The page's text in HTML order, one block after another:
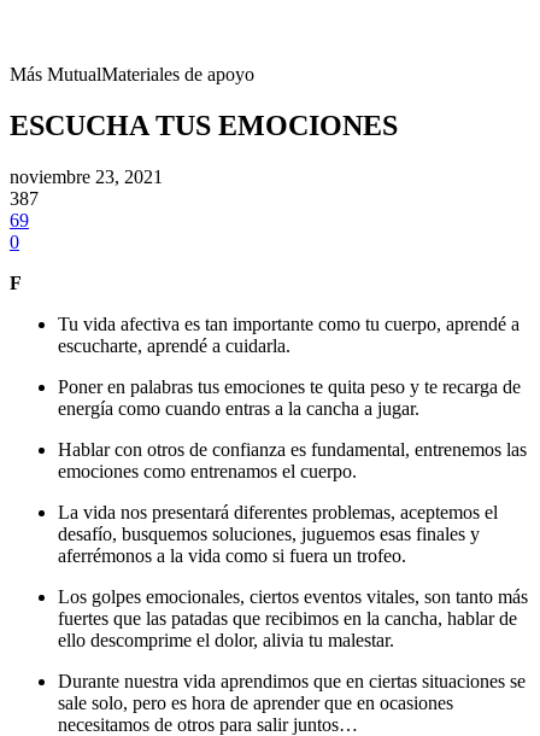
Más MutualMateriales de apoyo
ESCUCHA TUS EMOCIONES
noviembre 23, 2021
387
69
0
F
Tu vida afectiva es tan importante como tu cuerpo, aprendé a
escucharte, aprendé a cuidarla.
Poner en palabras tus emociones te quita peso y te recarga de
energía como cuando entras a la cancha a jugar.
Hablar con otros de confianza es fundamental, entrenemos las
emociones como entrenamos el cuerpo.
La vida nos presentará diferentes problemas, aceptemos el
desafío, busquemos soluciones, juguemos esas finales y
aferrémonos a la vida como si fuera un trofeo.
Los golpes emocionales, ciertos eventos vitales, son tanto más
fuertes que las patadas que recibimos en la cancha, hablar de
ello descomprime el dolor, alivia tu malestar.
Durante nuestra vida aprendimos que en ciertas situaciones se
sale solo, pero es hora de aprender que en ocasiones
necesitamos de otros para salir juntos…